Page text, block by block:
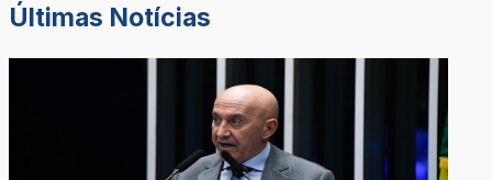
Últimas Notícias